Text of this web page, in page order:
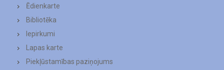
Ēdienkarte
Bibliotēka
Iepirkumi
Lapas karte
Piekļūstamības paziņojums